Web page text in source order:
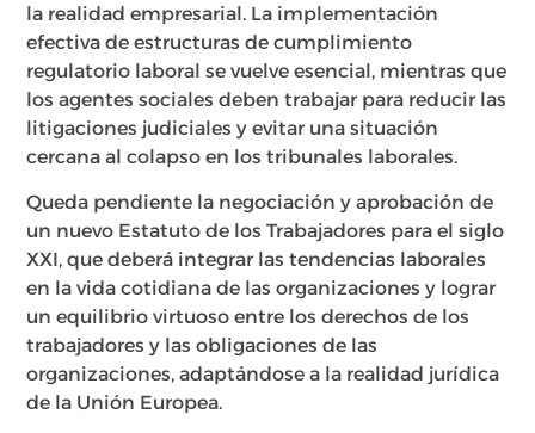
la realidad empresarial. La implementación
efectiva de estructuras de cumplimiento
regulatorio laboral se vuelve esencial, mientras que
los agentes sociales deben trabajar para reducir las
litigaciones judiciales y evitar una situación
cercana al colapso en los tribunales laborales.
Queda pendiente la negociación y aprobación de
un nuevo Estatuto de los Trabajadores para el siglo
XXI, que deberá integrar las tendencias laborales
en la vida cotidiana de las organizaciones y lograr
un equilibrio virtuoso entre los derechos de los
trabajadores y las obligaciones de las
organizaciones, adaptándose a la realidad jurídica
de la Unión Europea.